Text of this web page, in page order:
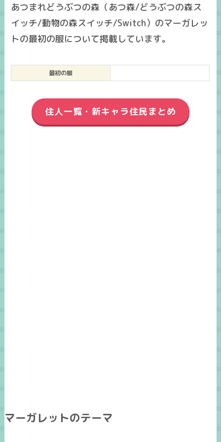
あつまれどうぶつの森（あつ森/どうぶつの森ス
イッチ/動物の森スイッチ/Switch）のマーガレッ
トの最初の服について掲載しています。
最初の服
住人一覧・新キャラ住民まとめ
マーガレットのテーマ